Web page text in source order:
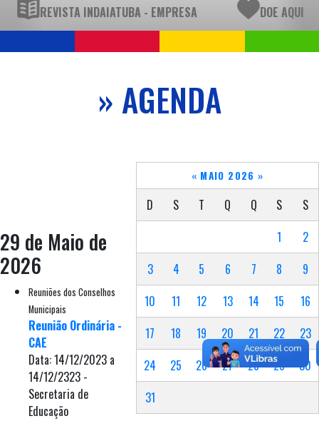
REVISTA INDAIATUBA - EMPRESA DOE AQUI
» AGENDA
« MAIO 2026 »
D S T Q Q S
S
1
2
3
4 5 6 7 8
9
10
11 12 13 14 15
16
17
18 19 20 21 22
23
24
25 26 27 28 29
30
31
29 de Maio de
2026
Reuniões dos Conselhos
Municipais
Reunião Ordinária -
CAE
Data: 14/12/2023 a
14/12/2323 -
Secretaria de
Educação